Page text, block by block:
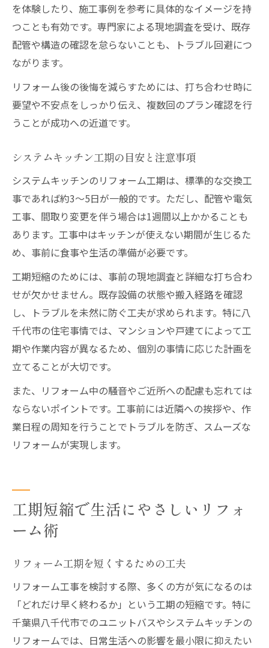
を体験したり、施工事例を参考に具体的なイメージを持
つことも有効です。専門家による現地調査を受け、既存
配管や構造の確認を怠らないことも、トラブル回避につ
ながります。
リフォーム後の後悔を減らすためには、打ち合わせ時に
要望や不安点をしっかり伝え、複数回のプラン確認を行
うことが成功への近道です。
システムキッチン工期の目安と注意事項
システムキッチンのリフォーム工期は、標準的な交換工
事であれば約3～5日が一般的です。ただし、配管や電気
工事、間取り変更を伴う場合は1週間以上かかることも
あります。工事中はキッチンが使えない期間が生じるた
め、事前に食事や生活の準備が必要です。
工期短縮のためには、事前の現地調査と詳細な打ち合わ
せが欠かせません。既存設備の状態や搬入経路を確認
し、トラブルを未然に防ぐ工夫が求められます。特に八
千代市の住宅事情では、マンションや戸建てによって工
期や作業内容が異なるため、個別の事情に応じた計画を
立てることが大切です。
また、リフォーム中の騒音やご近所への配慮も忘れては
ならないポイントです。工事前には近隣への挨拶や、作
業日程の周知を行うことでトラブルを防ぎ、スムーズな
リフォームが実現します。
工期短縮で生活にやさしいリフォ
ーム術
リフォーム工期を短くするための工夫
リフォーム工事を検討する際、多くの方が気になるのは
「どれだけ早く終わるか」という工期の短縮です。特に
千葉県八千代市でのユニットバスやシステムキッチンの
リフォームでは、日常生活への影響を最小限に抑えたい